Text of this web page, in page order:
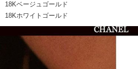
18Kベージュゴールド
18Kホワイトゴールド